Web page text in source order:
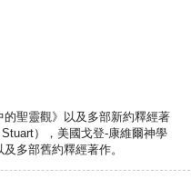
聖靈觀》以及多部新約釋經著
），美國戈登-康維爾神學
多部舊約釋經著作。